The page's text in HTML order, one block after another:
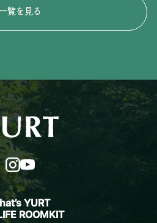
覧を見る
YURT
ROOMKIT